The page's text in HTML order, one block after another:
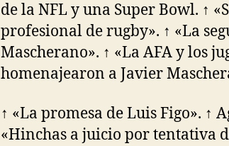
de la NFL y una Super Bowl. ↑
profesional de rugby». ↑ «La
Mascherano». ↑ «La AFA y los
homenajearon a Javier
↑ «La promesa de Luis Figo». ↑
«Hinchas a juicio por tentativa